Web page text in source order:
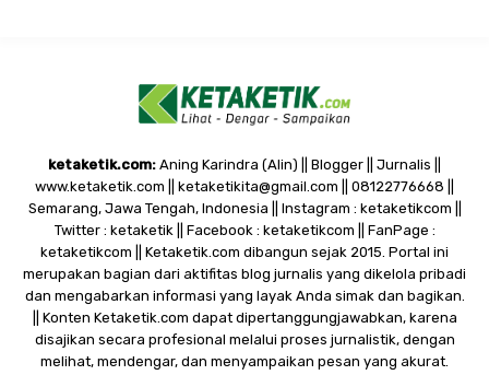
ketaketik.com: Aning Karindra (Alin) || Blogger || Jurnalis ||
www.ketaketik.com || ketaketikita@gmail.com || 08122776668 ||
Semarang, Jawa Tengah, Indonesia || Instagram : ketaketikcom ||
Twitter : ketaketik || Facebook : ketaketikcom || FanPage :
ketaketikcom || Ketaketik.com dibangun sejak 2015. Portal ini
merupakan bagian dari aktifitas blog jurnalis yang dikelola pribadi
dan mengabarkan informasi yang layak Anda simak dan bagikan.
|| Konten Ketaketik.com dapat dipertanggungjawabkan, karena
disajikan secara profesional melalui proses jurnalistik, dengan
melihat, mendengar, dan menyampaikan pesan yang akurat.